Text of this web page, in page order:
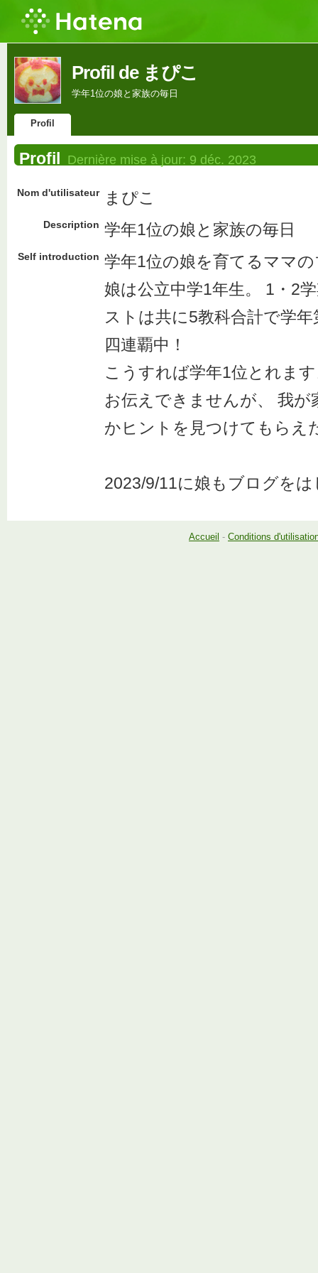
Profil de まぴこ
学年1位の娘と家族の毎日
Profil
Profil Dernière mise à jour: 9 déc. 2023
Nom d'utilisateur まぴこ
Description 学年1位の娘と家族の毎日
Self introduction 学年1位の娘を育てるママ
娘は公立中学1年生。 1・2
ストは共に5教科合計で学
四連覇中！
こうすれば学年1位とれま
お伝えできませんが、 我が
かヒントを見つけてもらえ
2023/9/11に娘もブログを
Accueil - Conditions